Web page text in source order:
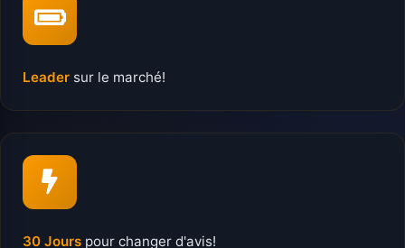
Leader sur le marché!
30 Jours pour changer d'avis!